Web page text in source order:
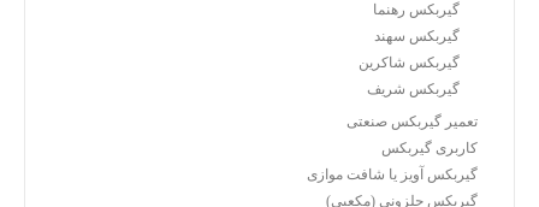
گیربکس رهنما
گیربکس سهند
گیربکس شاکرین
گیربکس شریف
تعمیر گیربکس صنعتی
کاربری گیربکس
گیربکس آویز یا شافت موازی
گیربکس حلزونی (مکعبی)